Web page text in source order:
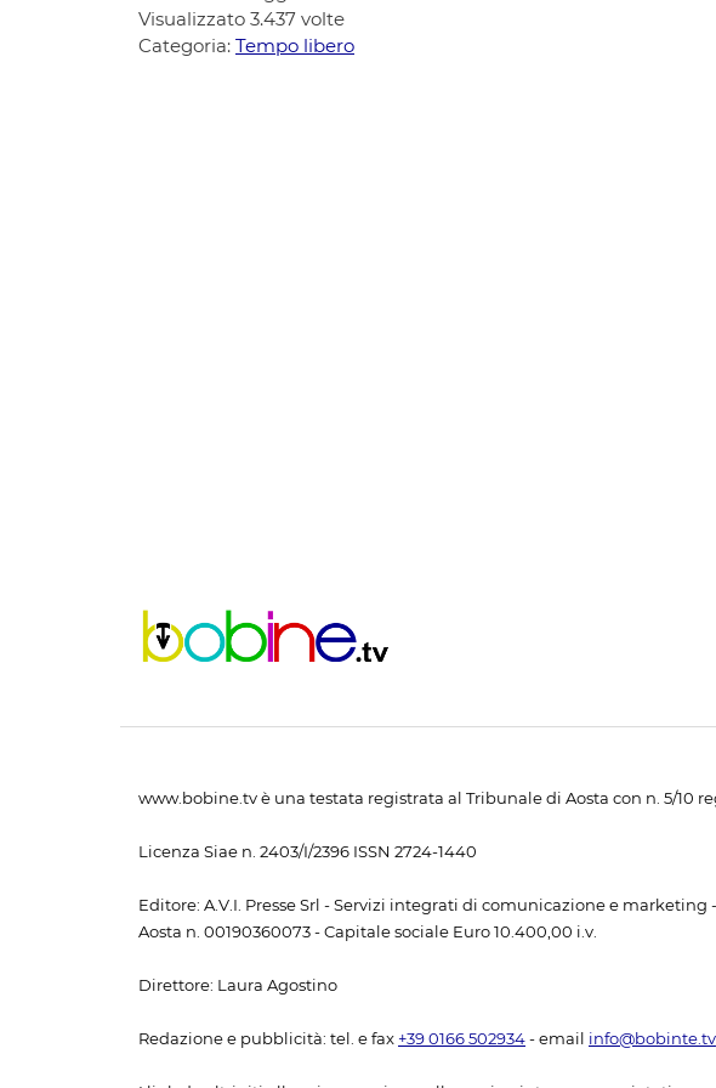
Visualizzato 3.437 volte
Categoria: Tempo libero
www.bobine.tv è una testata registrata al Tribunale di Aosta con n. 5/10
Licenza Siae n. 2403/I/2396 ISSN 2724-1440
Editore: A.V.I. Presse Srl - Servizi integrati di comunicazione e marketing
Aosta n. 00190360073 - Capitale sociale Euro 10.400,00 i.v.
Direttore: Laura Agostino
Redazione e pubblicità: tel. e fax +39 0166 502934 - email info@bobinte.tv